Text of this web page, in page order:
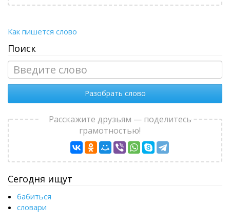
Как пишется слово
Поиск
Разобрать слово
Расскажите друзьям — поделитесь
грамотностью!
Сегодня ищут
бабиться
словари